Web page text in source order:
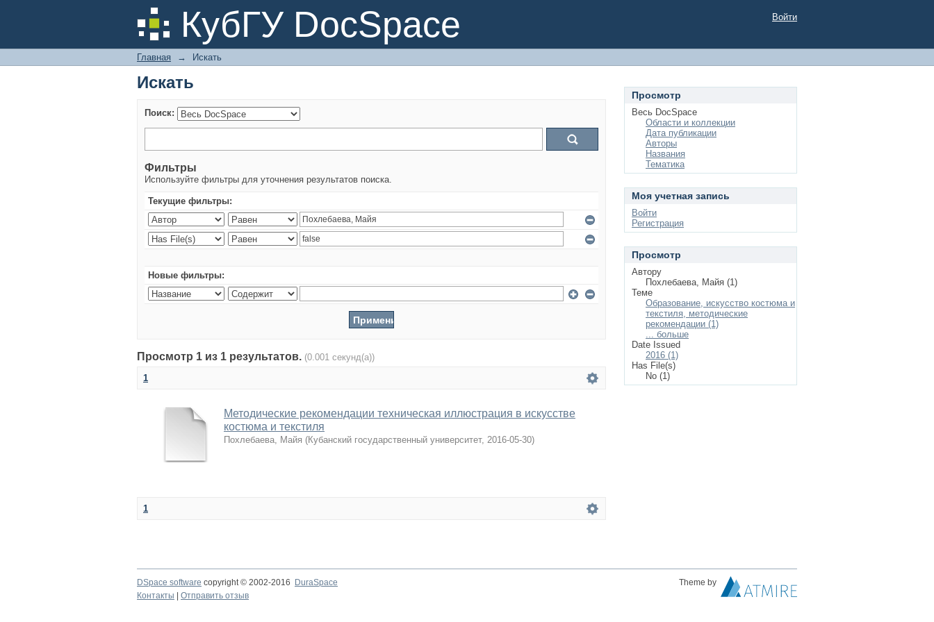
КубГУ DocSpace
Искать Войти
Главная → Искать
Искать
Поиск:
Фильтры
Используйте фильтры для уточнения результатов поиска.
Текущие фильтры:
Новые фильтры:
Просмотр 1 из 1 результатов. (0.001 секунд(а))
1
Методические рекомендации техническая иллюстрация в искусстве
костюма и текстиля
Похлебаева, Майя (Кубанский государственный университет, 2016-05-30)
1
Просмотр
Весь DocSpace
Области и коллекции
Дата публикации
Авторы
Названия
Тематика
Моя учетная запись
Войти
Регистрация
Просмотр
Автору
Похлебаева, Майя (1)
Теме
Образование, искусство костюма и
текстиля, методические
рекомендации (1)
... больше
Date Issued
2016 (1)
Has File(s)
No (1)
DSpace software copyright © 2002-2016 DuraSpace
Theme by
Контакты
Отправить отзыв